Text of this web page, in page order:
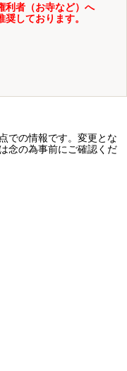
利者（お寺など）へ
しております。
での情報です。変更とな
念の為事前にご確認くだ